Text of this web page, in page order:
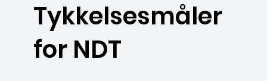
Tykkelsesmåler
for NDT